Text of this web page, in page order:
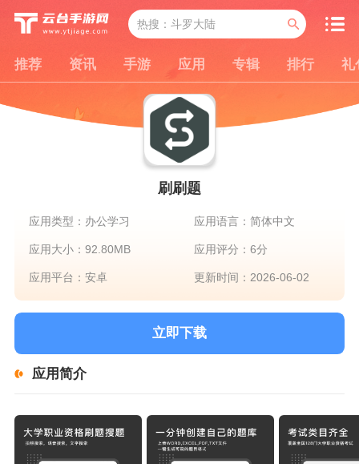
推荐 资讯 手游 应用 专辑 排行 礼
刷刷题
应用类型：办公学习 应用语言：简体中文
应用大小：92.80MB 应用评分：6分
应用平台：安卓 更新时间：2026-06-02
立即下载
应用简介